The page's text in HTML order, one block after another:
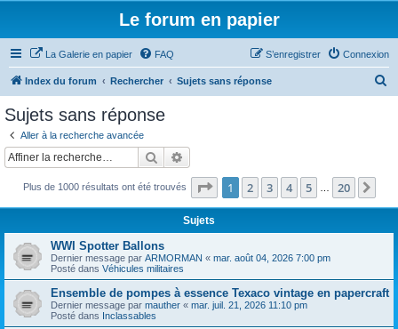
Le forum en papier
La Galerie en papier FAQ Connexion
S’enregistrer
Index du forum Rechercher Sujets sans réponse
c
Sujets sans réponse
Aller à la recherche avancée
Rechercher
Plus de 1000 résultats ont été trouvés Page 1sur20
1 2 3 4 5 20
Sujets
WWI Spotter Ballons
Dernier message par ARMORMAN « mar. août 04, 2026 7:00 pm
Posté dans Véhicules militaires
Ensemble de pompes à essence Texaco vintage en papercraft
Dernier message par mauther « mar. juil. 21, 2026 11:10 pm
Posté dans Inclassables